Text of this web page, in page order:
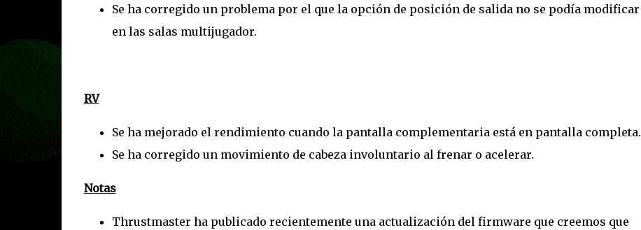
Se ha corregido un problema por el que la opción de posición de salida no se podía modificar
en las salas multijugador.
RV
Se ha mejorado el rendimiento cuando la pantalla complementaria está en pantalla completa.
Se ha corregido un movimiento de cabeza involuntario al frenar o acelerar.
Notas
Thrustmaster ha publicado recientemente una actualización del firmware que creemos que